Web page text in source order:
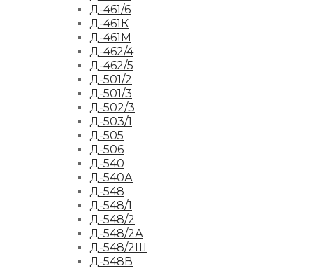
Д-461/6
Д-461К
Д-461М
Д-462/4
Д-462/5
Д-501/2
Д-501/3
Д-502/3
Д-503/1
Д-505
Д-506
Д-540
Д-540А
Д-548
Д-548/1
Д-548/2
Д-548/2А
Д-548/2Ш
Д-548В